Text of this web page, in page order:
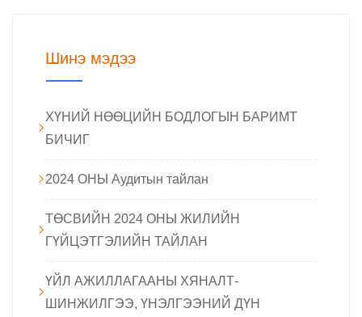
Шинэ мэдээ
ХҮНИЙ НӨӨЦИЙН БОДЛОГЫН БАРИМТ
БИЧИГ
2024 ОНЫ Аудитын тайлан
ТӨСВИЙН 2024 ОНЫ ЖИЛИЙН
ГҮЙЦЭТГЭЛИЙН ТАЙЛАН
ҮЙЛ АЖИЛЛАГААНЫ ХЯНАЛТ-
ШИНЖИЛГЭЭ, ҮНЭЛГЭЭНИЙ ДҮН